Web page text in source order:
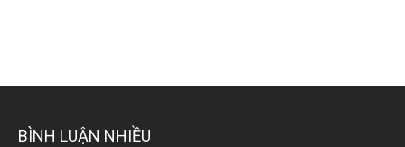
BÌNH LUẬN NHIỀU